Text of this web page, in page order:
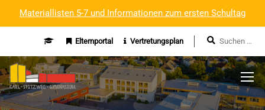
Materiallisten 5-7 und Informationen zum ersten Schultag
Elternportal Vertretungsplan